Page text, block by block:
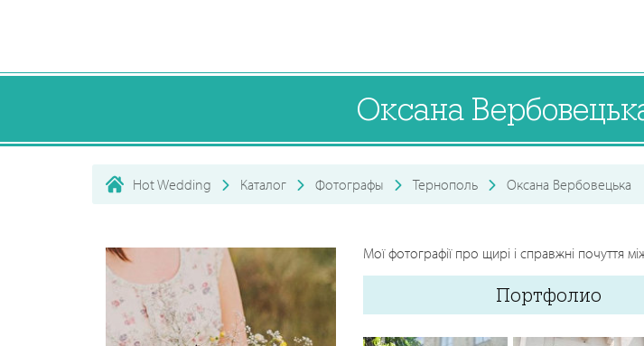
Оксана
Hot Wedding Каталог Фотографы Тернополь Оксана Вербовецька
Мої фотографії про щирі і справжні почуття
Портфолио